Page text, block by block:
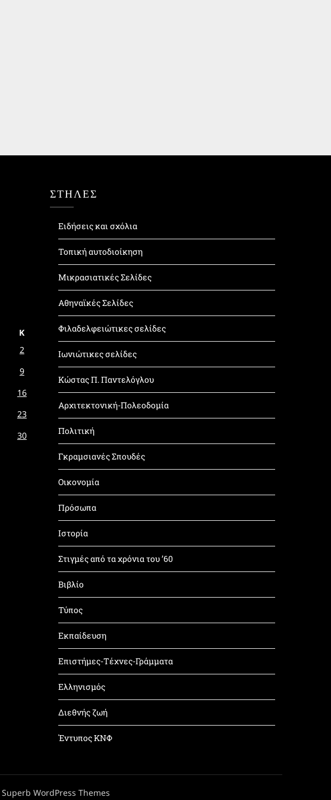
Κ
2
9
16
23
30
ΣΤΗΛΕΣ
Ειδήσεις και σχόλια
Τοπική αυτοδιοίκηση
Μικρασιατικές Σελίδες
Αθηναϊκές Σελίδες
Φιλαδελφειώτικες σελίδες
Ιωνιώτικες σελίδες
Κώστας Π. Παντελόγλου
Αρχιτεκτονική-Πολεοδομία
Πολιτική
Γκραμσιανές Σπουδές
Οικονομία
Πρόσωπα
Ιστορία
Στιγμές από τα χρόνια του ’60
Βιβλίο
Τύπος
Εκπαίδευση
Επιστήμες-Τέχνες-Γράμματα
Ελληνισμός
Διεθνής ζωή
Έντυπος ΚΝΦ
Superb WordPress Themes